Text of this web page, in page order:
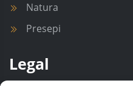
Natura
Presepi
Legal